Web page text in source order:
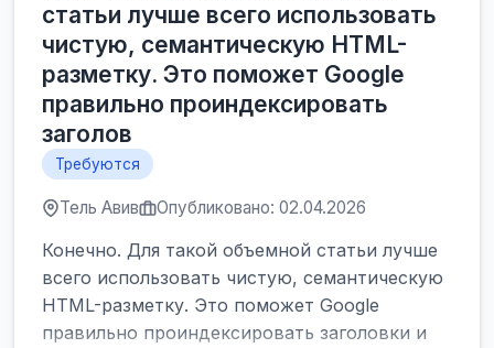
статьи лучше всего использовать
чистую, семантическую HTML-
разметку. Это поможет Google
правильно проиндексировать
заголов
Требуются
Тель Авив Опубликовано: 02.04.2026
Конечно. Для такой объемной статьи лучше
всего использовать чистую, семантическую
HTML-разметку. Это поможет Google
правильно проиндексировать заголовки и